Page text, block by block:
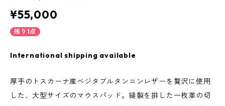
¥55,000
残り1点
International shipping available
厚手のトスカーナ産ベジタブルタンニンレザーを贅沢に使用
した、大型サイズのマウスパッド。縫製を排した一枚革の切